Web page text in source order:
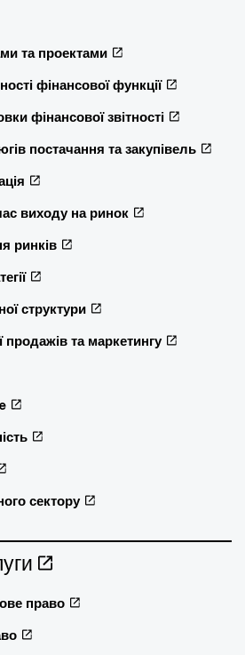
та проектами
фінансової функції
фінансової звітності
постачання та закупівель
виходу на ринок
ринків
структури
продажів та маркетингу
сектору
право